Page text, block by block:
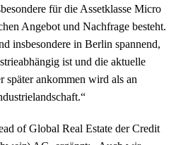
für die Assetklasse Micro
Angebot und Nachfrage besteht.
insbesondere in Berlin spannend,
ist und die aktuelle
ankommen wird als an
of Global Real Estate der Credit